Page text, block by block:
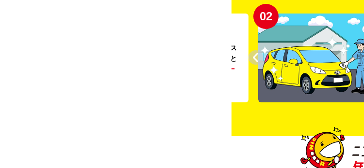
。ガソリンス
タンドや整備工場の既存インフラを活用すること
リー
02